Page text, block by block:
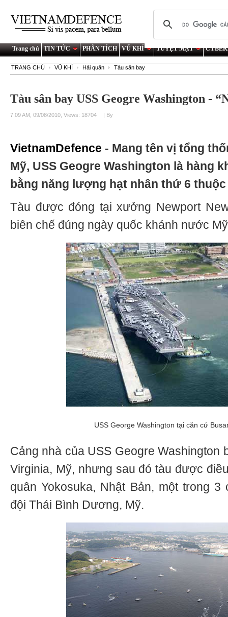
Trang chủ TIN TỨC PHÂN TÍCH VŨ KHÍ TUYỆT MẬT
TRANG CHỦ VŨ KHÍ Hải quân Tàu sân bay
Tàu sân bay USS Geogre Washington -
7:09 AM, 09/08/2010, Views: 18704 | By
VietnamDefence - Mang tên vị tổng
Mỹ, USS Geogre Washington là hàng
bằng năng lượng hạt nhân thứ 6
Tàu được đóng tại xưởng Newport
biên chế đúng ngày quốc khánh nước
USS George Washington tại căn cứ
Cảng nhà của USS Geogre Washington
Virginia, Mỹ, nhưng sau đó tàu được
quân Yokosuka, Nhật Bản, một trong
đội Thái Bình Dương, Mỹ.